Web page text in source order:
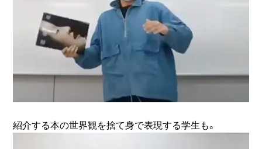
紹介する本の世界観を捨て身で表現する学生も。